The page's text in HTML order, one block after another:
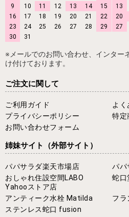
9
10 11 12 13 14
15
16
17 18 19 20 21
22
23
24 25 26 27 28
29
30
31
13
20
27
※メールでのお問い合わせ、インター
け付けております。
ご注文に関して
ご利用ガイド
よく
プライバシーポリシー
特定
お問い合わせフォーム
姉妹サイト （外部サイト）
パパサラダ楽天市場店
パパ
おしゃれ住設空間LABO
Yahooストア店
蛇口
アンティーク水栓 Matilda
フラ
ステンレス蛇口 fusion